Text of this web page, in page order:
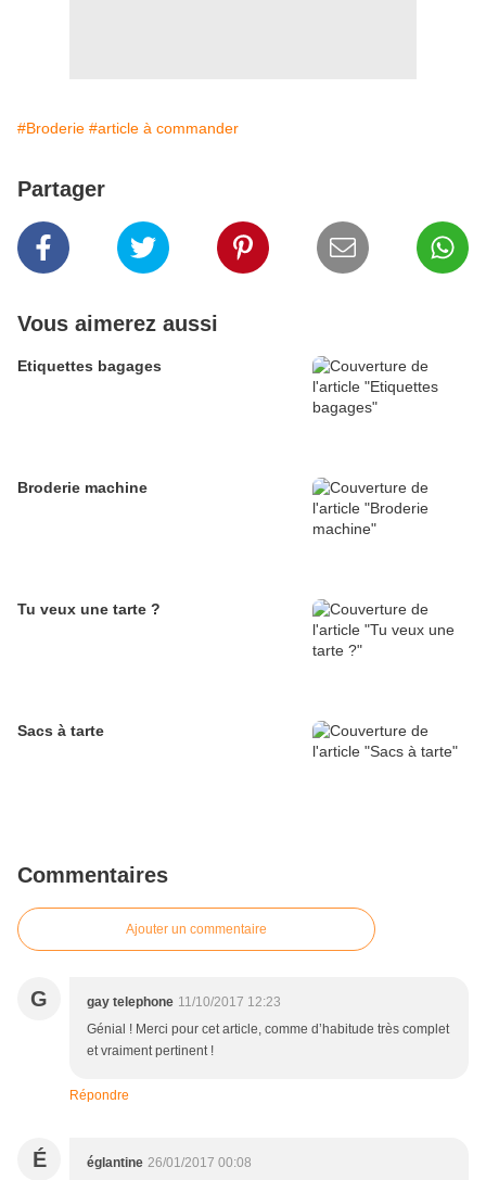
#Broderie #article à commander
Partager
Vous aimerez aussi
Etiquettes bagages
Broderie machine
Tu veux une tarte ?
Sacs à tarte
Commentaires
Ajouter un commentaire
G gay telephone 11/10/2017 12:23
Génial ! Merci pour cet article, comme d’habitude très complet
et vraiment pertinent !
Répondre
É églantine 26/01/2017 00:08